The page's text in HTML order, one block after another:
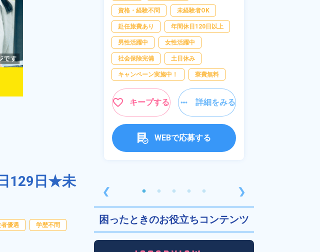
129日★未
優遇 学歴不問
❮
[7] 16:00～01:00
社会保険完備
上
る
資格・経験不問 未経験者OK
赴任旅費あり 年間休日120日以上
男性活躍中 女性活躍中
社会保険完備 土日休み
キャンペーン実施中！ 寮費無料
キープする 詳細をみる
WEBで応募する
❯
困ったときのお役立ちコンテンツ